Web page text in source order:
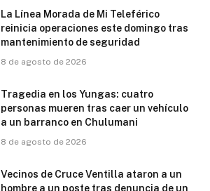
La Línea Morada de Mi Teleférico
reinicia operaciones este domingo tras
mantenimiento de seguridad
8 de agosto de 2026
Tragedia en los Yungas: cuatro
personas mueren tras caer un vehículo
a un barranco en Chulumani
8 de agosto de 2026
Vecinos de Cruce Ventilla ataron a un
hombre a un poste tras denuncia de un